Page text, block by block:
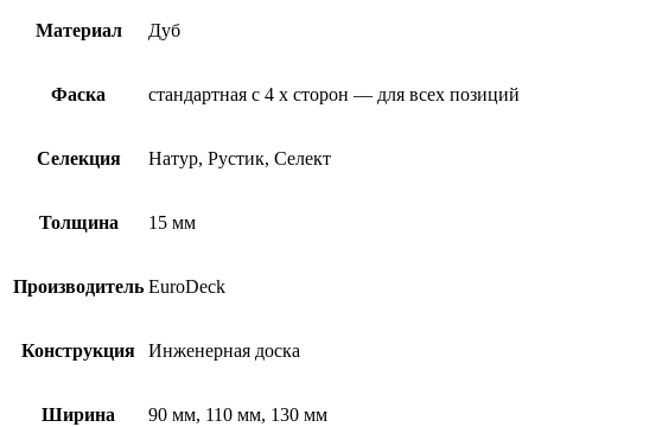
Материал Дуб
Фаска стандартная с 4 х сторон — для всех позиций
Селекция Натур, Рустик, Селект
Толщина 15 мм
Производитель EuroDeck
Конструкция Инженерная доска
Ширина 90 мм, 110 мм, 130 мм